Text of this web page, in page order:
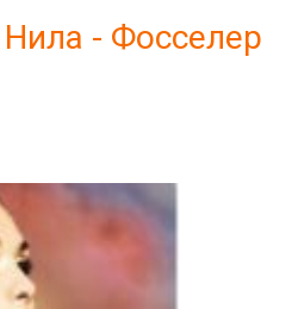
Нила - Фосселер